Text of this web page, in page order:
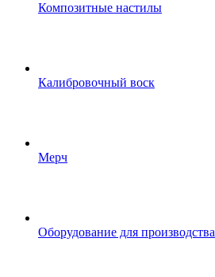
Композитные настилы
Калибровочный воск
Мерч
Оборудование для производства